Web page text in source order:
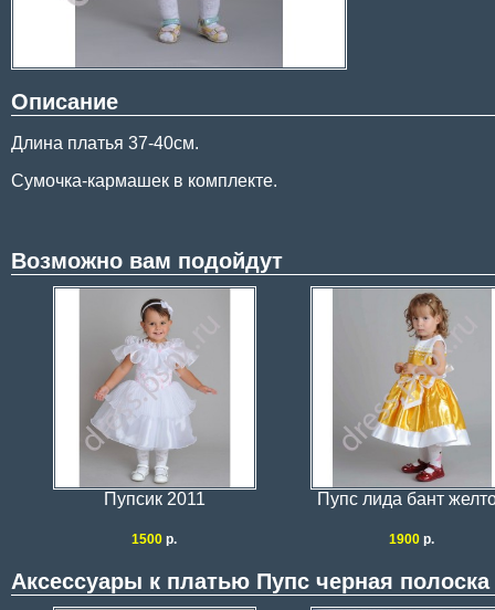
Описание
Длина платья 37-40см.
Сумочка-кармашек в комплекте.
Возможно вам подойдут
Пупсик 2011 Пупс лида бант
1500 р. 1900 р.
Аксессуары к платью Пупс черная полоска